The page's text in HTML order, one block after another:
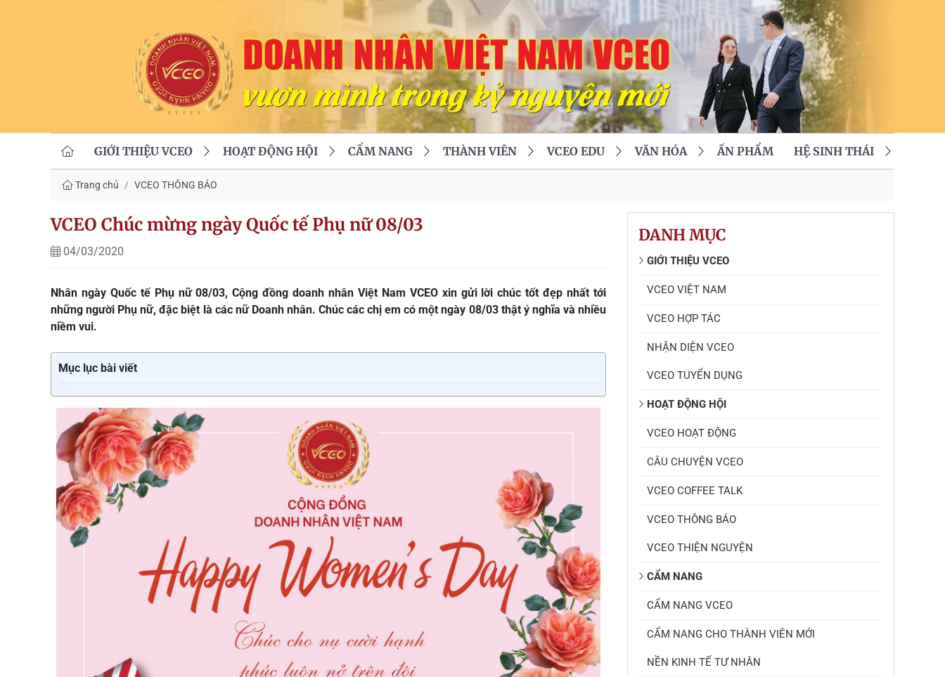
GIỚI THIỆU VCEO HOẠT ĐỘNG HỘI CẨM NANG THÀNH VIÊN VCEO EDU VĂN HÓA ẤN PHẨM HỆ SINH THÁI
Trang chủ VCEO THÔNG BÁO
VCEO Chúc mừng ngày Quốc tế Phụ nữ 08/03
04/03/2020
Nhân ngày Quốc tế Phụ nữ 08/03, Cộng đồng doanh nhân Việt Nam VCEO xin gửi lời chúc tốt đẹp nhất tới
những người Phụ nữ, đặc biệt là các nữ Doanh nhân. Chúc các chị em có một ngày 08/03 thật ý nghĩa và nhiều
niềm vui.
Mục lục bài viết
DANH MỤC
GIỚI THIỆU VCEO
VCEO VIỆT NAM
VCEO HỢP TÁC
NHẬN DIỆN VCEO
VCEO TUYỂN DỤNG
HOẠT ĐỘNG HỘI
VCEO HOẠT ĐỘNG
CÂU CHUYỆN VCEO
VCEO COFFEE TALK
VCEO THÔNG BÁO
VCEO THIỆN NGUYỆN
CẨM NANG
CẨM NANG VCEO
CẨM NANG CHO THÀNH VIÊN MỚI
NỀN KINH TẾ TƯ NHÂN